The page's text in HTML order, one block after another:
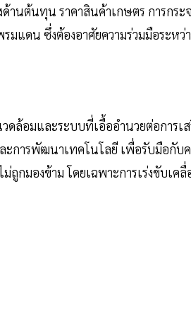
นต้นทุน ราคาสินค้าเกษตร การกระ
แดน ซึ่งต้องอาศัยความร่วมมือระหว่
ล้อมและระบบที่เอื้ออำนวยต่อการเ
การพัฒนาเทคโนโลยี เพื่อรับมือกับ
ถูกมองข้าม โดยเฉพาะการเร่งขับเ